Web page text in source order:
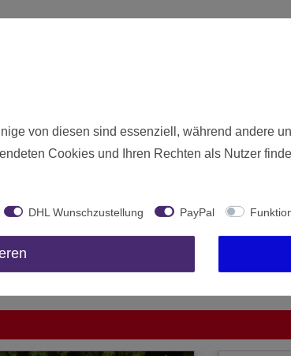
3x long double-sided walls, 6x regular double-
1 Stück
von diesen sind essenziell, während andere
Cookies und Ihren Rechten als Nutzer
DHL Wunschzustellung PayPal